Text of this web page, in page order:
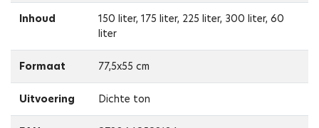
Inhoud
150 liter, 175 liter, 225 liter, 300 liter, 60
liter
Formaat 77,5x55 cm
Uitvoering Dichte ton